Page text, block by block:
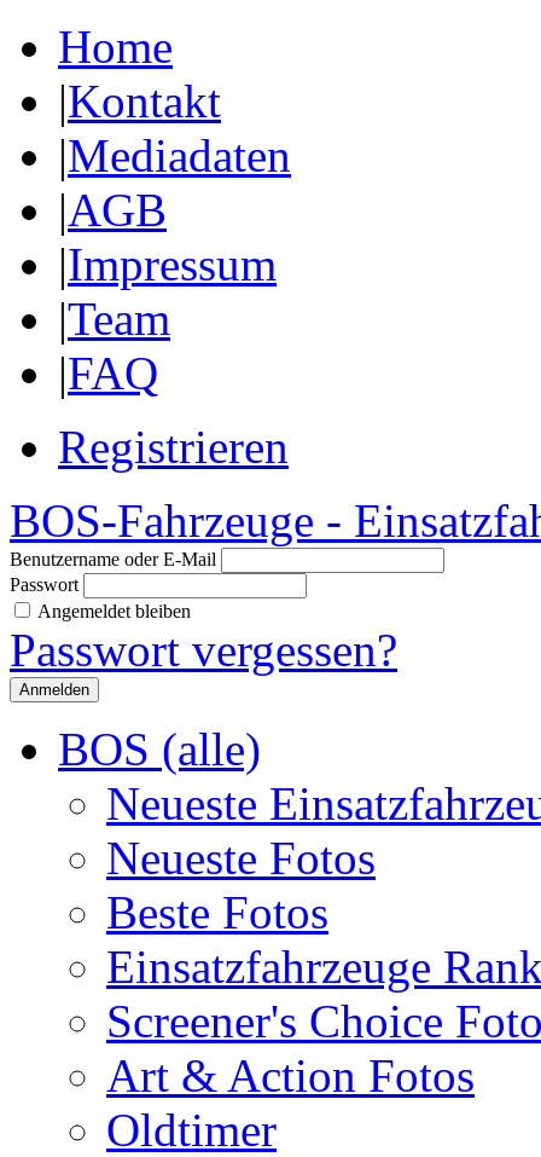
Home
|Kontakt
|Mediadaten
|AGB
|Impressum
|Team
|FAQ
Registrieren
BOS-Fahrzeuge -
Benutzername oder E-Mail
Passwort
Angemeldet bleiben
Passwort vergessen?
BOS (alle)
Neueste
Neueste Fotos
Beste Fotos
Einsatzfahrzeuge
Screener's Choice
Art & Action Fotos
Oldtimer